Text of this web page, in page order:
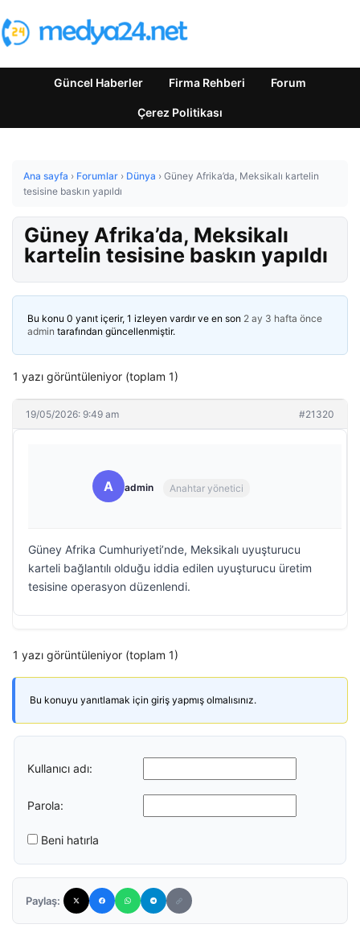
Güncel Haberler Firma Rehberi Forum
Çerez Politikası
Ana sayfa › Forumlar › Dünya › Güney Afrika’da, Meksikalı kartelin
tesisine baskın yapıldı
Güney Afrika’da, Meksikalı
kartelin tesisine baskın yapıldı
Bu konu 0 yanıt içerir, 1 izleyen vardır ve en son 2 ay 3 hafta önce
admin tarafından güncellenmiştir.
1 yazı görüntüleniyor (toplam 1)
19/05/2026: 9:49 am #21320
A admin Anahtar yönetici
Güney Afrika Cumhuriyeti’nde, Meksikalı uyuşturucu
karteli bağlantılı olduğu iddia edilen uyuşturucu üretim
tesisine operasyon düzenlendi.
1 yazı görüntüleniyor (toplam 1)
Bu konuyu yanıtlamak için giriş yapmış olmalısınız.
Kullanıcı adı:
Parola:
Beni hatırla
Paylaş: